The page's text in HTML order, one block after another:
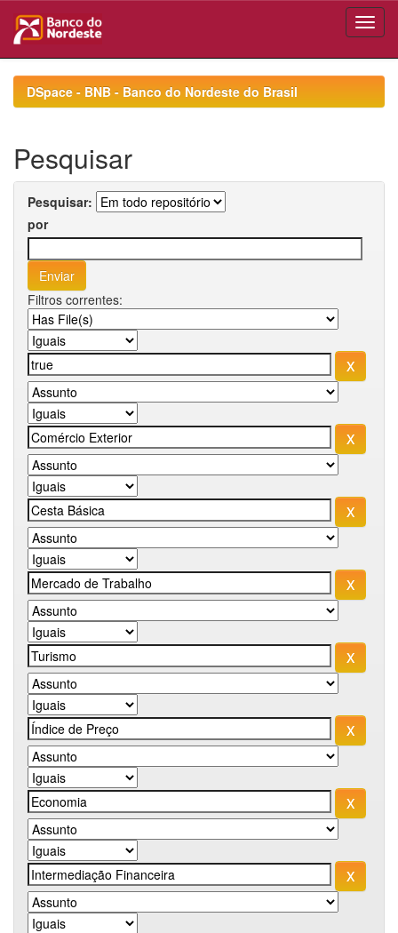
navigationDSpace - BNB - Banco do Nordeste do Brasil
Pesquisar
Pesquisar:
por
Filtros correntes: